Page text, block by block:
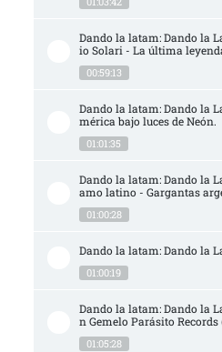
Dando la latam: Dando la
io Solari - La última
00:59:13
Dando la latam: Dando la
mérica bajo luces de Neón.
01:01:35
Dando la latam: Dando la
amo latino - Gargantas
01:00:28
Dando la latam: Dando la
01:00:19
Dando la latam: Dando la
n Gemelo Parásito Records
01:05:28